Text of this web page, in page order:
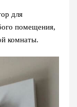
для
помещения,
комнаты.